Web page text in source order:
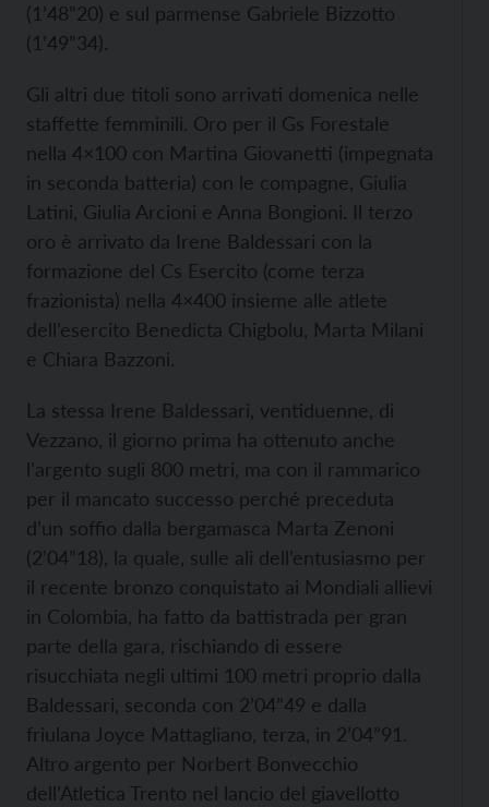
(1’48”20) e sul parmense Gabriele Bizzotto
(1’49”34).
Gli altri due titoli sono arrivati domenica nelle
staffette femminili. Oro per il Gs Forestale
nella 4×100 con Martina Giovanetti (impegnata
in seconda batteria) con le compagne, Giulia
Latini, Giulia Arcioni e Anna Bongioni. Il terzo
oro è arrivato da Irene Baldessari con la
formazione del Cs Esercito (come terza
frazionista) nella 4×400 insieme alle atlete
dell’esercito Benedicta Chigbolu, Marta Milani
e Chiara Bazzoni.
La stessa Irene Baldessari, ventiduenne, di
Vezzano, il giorno prima ha ottenuto anche
l’argento sugli 800 metri, ma con il rammarico
per il mancato successo perché preceduta
d’un soffio dalla bergamasca Marta Zenoni
(2’04”18), la quale, sulle ali dell’entusiasmo per
il recente bronzo conquistato ai Mondiali allievi
in Colombia, ha fatto da battistrada per gran
parte della gara, rischiando di essere
risucchiata negli ultimi 100 metri proprio dalla
Baldessari, seconda con 2’04”49 e dalla
friulana Joyce Mattagliano, terza, in 2’04”91.
Altro argento per Norbert Bonvecchio
dell’Atletica Trento nel lancio del giavellotto